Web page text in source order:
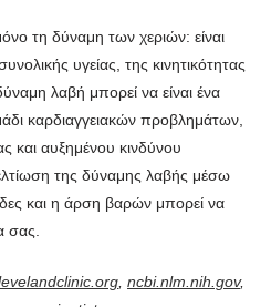
τη δύναμη των χεριών: είναι
υγείας, της κινητικότητας
λαβή μπορεί να είναι ένα
καρδιαγγειακών προβλημάτων,
και αυξημένου κινδύνου
της δύναμης λαβής μέσω
και η άρση βαρών μπορεί να
σας.
ncbi.nlm.nih.gov,